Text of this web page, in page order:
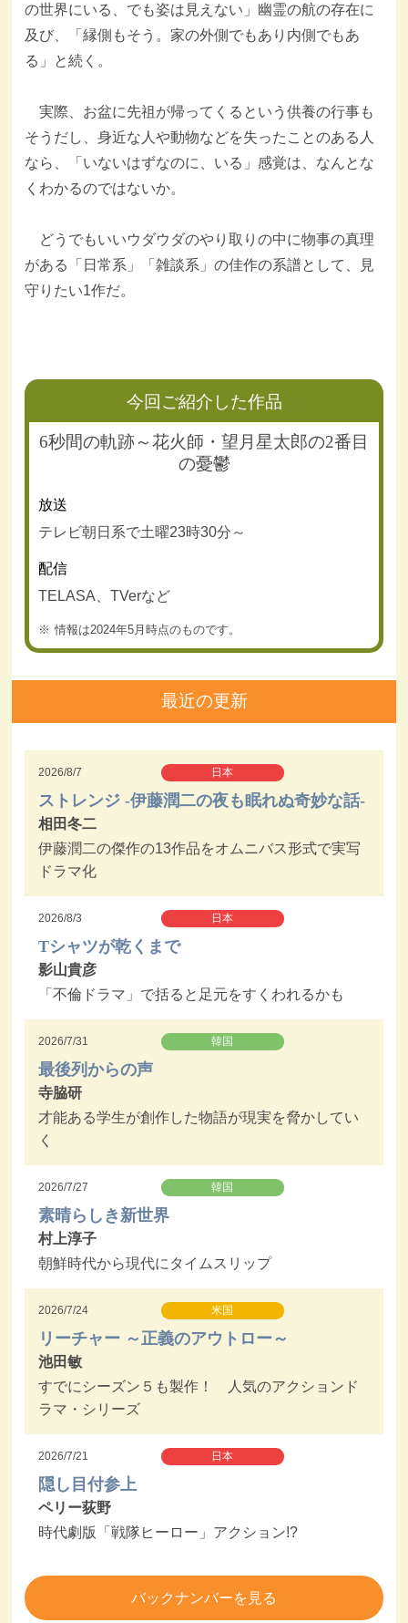
の世界にいる、でも姿は見えない」幽霊の航の存在に
及び、「縁側もそう。家の外側でもあり内側でもあ
る」と続く。
実際、お盆に先祖が帰ってくるという供養の行事も
そうだし、身近な人や動物などを失ったことのある人
なら、「いないはずなのに、いる」感覚は、なんとな
くわかるのではないか。
どうでもいいウダウダのやり取りの中に物事の真理
がある「日常系」「雑談系」の佳作の系譜として、見
守りたい1作だ。
今回ご紹介した作品
6秒間の軌跡～花火師・望月星太郎の2番目
の憂鬱
放送
テレビ朝日系で土曜23時30分～
配信
TELASA、TVerなど
情報は2024年5月時点のものです。
最近の更新
2026/8/7 日本
ストレンジ -伊藤潤二の夜も眠れぬ奇妙な話-
相田冬二
伊藤潤二の傑作の13作品をオムニバス形式で実写
ドラマ化
2026/8/3 日本
Tシャツが乾くまで
影山貴彦
「不倫ドラマ」で括ると足元をすくわれるかも
2026/7/31 韓国
最後列からの声
寺脇研
才能ある学生が創作した物語が現実を脅かしてい
く
2026/7/27 韓国
素晴らしき新世界
村上淳子
朝鮮時代から現代にタイムスリップ
2026/7/24 米国
リーチャー ～正義のアウトロー～
池田敏
すでにシーズン５も製作！ 人気のアクションド
ラマ・シリーズ
2026/7/21 日本
隠し目付参上
ペリー荻野
時代劇版「戦隊ヒーロー」アクション!?
バックナンバーを見る